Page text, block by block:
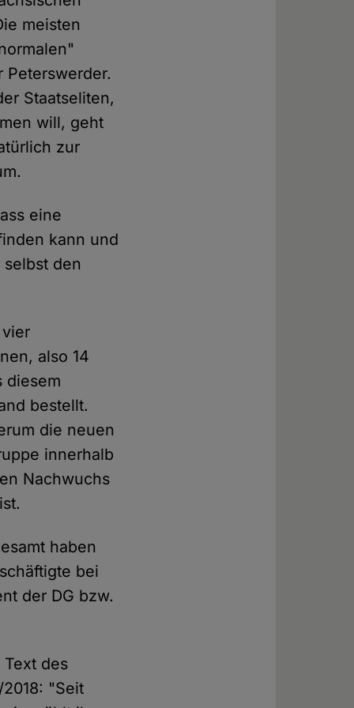
meisten
Peterswerder.
Staatseliten,
will, geht
zur
eine
kann und
den
also 14
diesem
bestellt.
die neuen
innerhalb
Nachwuchs
haben
bei
der DG bzw.
des
"Seit